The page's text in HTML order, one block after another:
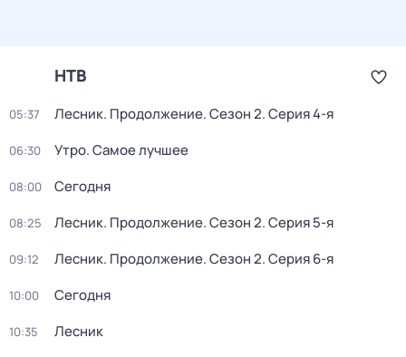
НТВ
05:37 Лесник. Продолжение. Сезон 2. Серия 4-я
06:30 Утро. Самое лучшее
08:00 Сегодня
08:25 Лесник. Продолжение. Сезон 2. Серия 5-я
09:12 Лесник. Продолжение. Сезон 2. Серия 6-я
10:00 Сегодня
10:35 Лесник